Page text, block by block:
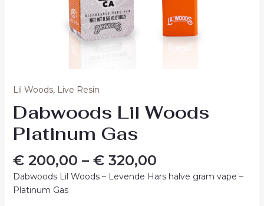
Lil Woods, Live Resin
Dabwoods Lil Woods
Platinum Gas
€200,00 – €320,00
Dabwoods Lil Woods – Levende Hars halve gram vape –
Platinum Gas